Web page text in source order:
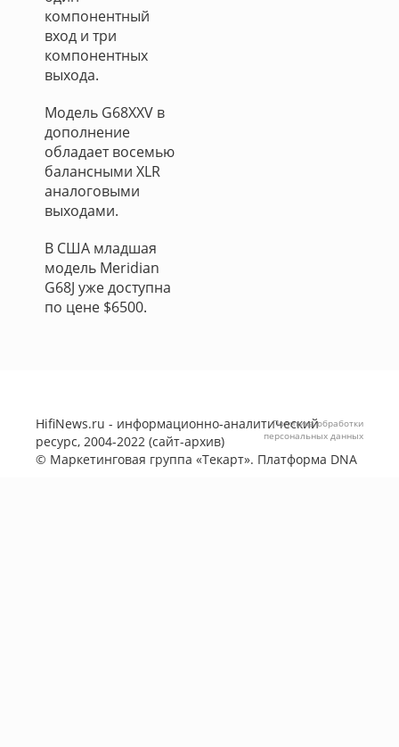
компонентный
вход и три
компонентных
выхода.
Модель G68XXV в
дополнение
обладает восемью
балансными XLR
аналоговыми
выходами.
В США младшая
модель Meridian
G68J уже доступна
по цене $6500.
HifiNews.ru - информационно-аналитический
ресурс, 2004-2022 (сайт-архив)
© Маркетинговая группа «Текарт». Платформа DNA
Политика обработки
персональных данных